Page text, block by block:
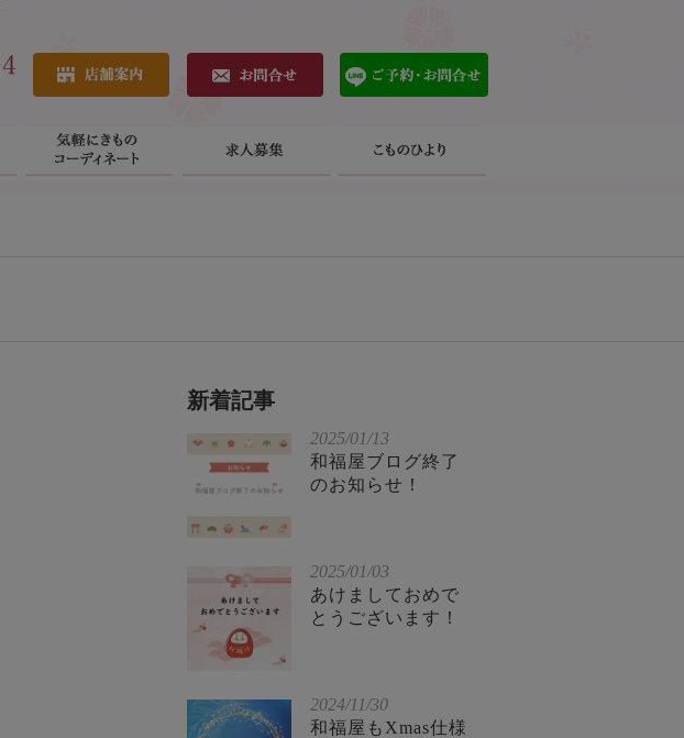
新着記事
2025/01/13
和福屋ブログ終了
のお知らせ！
2025/01/03
あけましておめで
とうございます！
2024/11/30
和福屋もXmas仕様